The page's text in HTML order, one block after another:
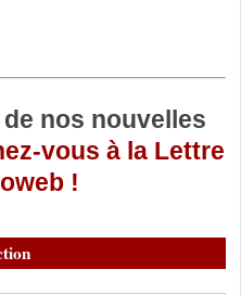
nos nouvelles
vous à la Lettre
!